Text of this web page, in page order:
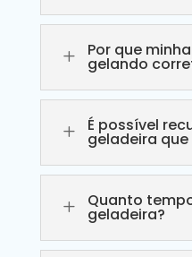
L Por que
gelando
L É possível
geladeira
L Quanto
geladeira?